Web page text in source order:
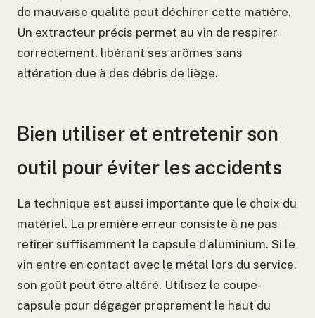
de mauvaise qualité peut déchirer cette matière.
Un extracteur précis permet au vin de respirer
correctement, libérant ses arômes sans
altération due à des débris de liège.
Bien utiliser et entretenir son
outil pour éviter les accidents
La technique est aussi importante que le choix du
matériel. La première erreur consiste à ne pas
retirer suffisamment la capsule d’aluminium. Si le
vin entre en contact avec le métal lors du service,
son goût peut être altéré. Utilisez le coupe-
capsule pour dégager proprement le haut du